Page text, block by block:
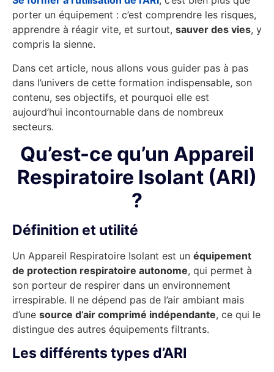
porter un équipement : c’est comprendre les risques,
apprendre à réagir vite, et surtout, sauver des vies, y
compris la sienne.
Dans cet article, nous allons vous guider pas à pas
dans l’univers de cette formation indispensable, son
contenu, ses objectifs, et pourquoi elle est
aujourd’hui incontournable dans de nombreux
secteurs.
Qu’est-ce qu’un Appareil
Respiratoire Isolant (ARI)
?
Définition et utilité
Un Appareil Respiratoire Isolant est un équipement
de protection respiratoire autonome, qui permet à
son porteur de respirer dans un environnement
irrespirable. Il ne dépend pas de l’air ambiant mais
d’une source d’air comprimé indépendante, ce qui le
distingue des autres équipements filtrants.
Les différents types d’ARI